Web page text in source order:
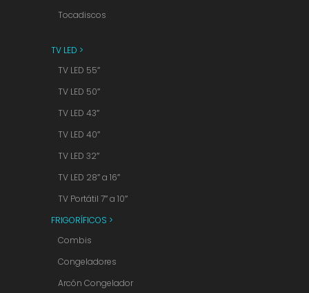
Tocadiscos
TV LED >
TV LED 55″
TV LED 50″
TV LED 43″
TV LED 40″
TV LED 32″
TV LED 28″ a 16″
TV Portátil 7″ a 10″
FRIGORÍFICOS >
Combis
Congeladores
Arcón Congelador